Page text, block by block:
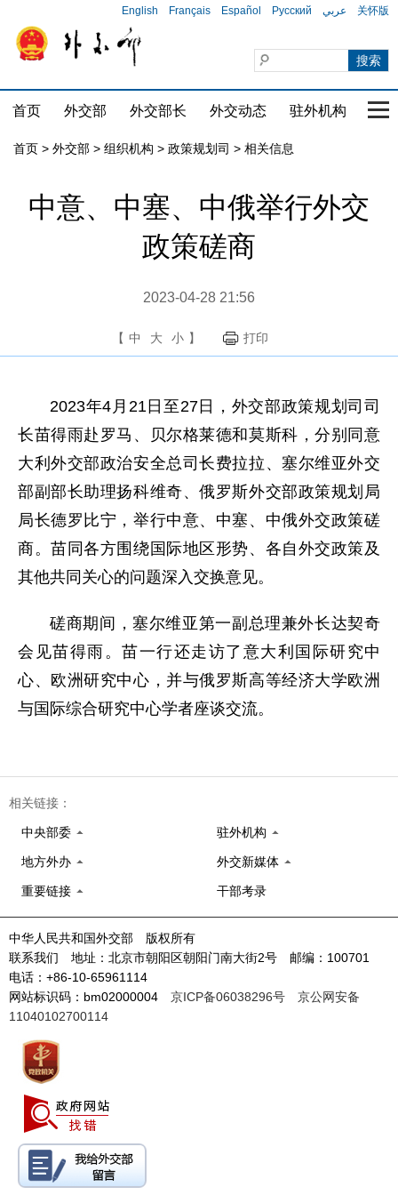
English Français Español Русский عربي 关怀版
首页 外交部 外交部长 外交动态 驻外机构 国
首页 > 外交部 > 组织机构 > 政策规划司 > 相关信息
中意、中塞、中俄举行外交
政策磋商
2023-04-28 21:56
【 中 大 小 】 打印
2023年4月21日至27日，外交部政策规划司司
长苗得雨赴罗马、贝尔格莱德和莫斯科，分别同意
大利外交部政治安全总司长费拉拉、塞尔维亚外交
部副部长助理扬科维奇、俄罗斯外交部政策规划局
局长德罗比宁，举行中意、中塞、中俄外交政策磋
商。苗同各方围绕国际地区形势、各自外交政策及
其他共同关心的问题深入交换意见。
磋商期间，塞尔维亚第一副总理兼外长达契奇
会见苗得雨。苗一行还走访了意大利国际研究中
心、欧洲研究中心，并与俄罗斯高等经济大学欧洲
与国际综合研究中心学者座谈交流。
相关链接：
中央部委 驻外机构
地方外办 外交新媒体
重要链接 干部考录
中华人民共和国外交部 版权所有
联系我们 地址：北京市朝阳区朝阳门南大街2号 邮编：100701
电话：+86-10-65961114
网站标识码：bm02000004 京ICP备06038296号
京公网安备
11040102700114